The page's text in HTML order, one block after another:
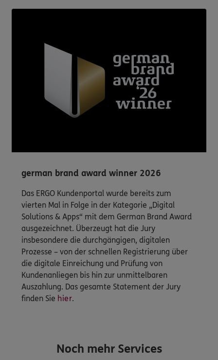
german brand award winner 2026
Das ERGO Kundenportal wurde bereits zum
vierten Mal in Folge in der Kategorie „Digital
Solutions & Apps“ mit dem German Brand Award
ausgezeichnet. Überzeugt hat die Jury
insbesondere die durchgängigen, digitalen
Prozesse – von der schnellen Registrierung über
die digitale Einreichung und Prüfung von
Kundenanliegen bis hin zur unmittelbaren
Auszahlung. Das gesamte Statement der Jury
finden Sie hier.
Noch mehr Services